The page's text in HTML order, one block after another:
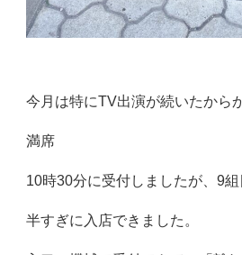
今月は特にTV出演が続いたから
満席
10時30分に受付しましたが、9
半すぎに入店できました。